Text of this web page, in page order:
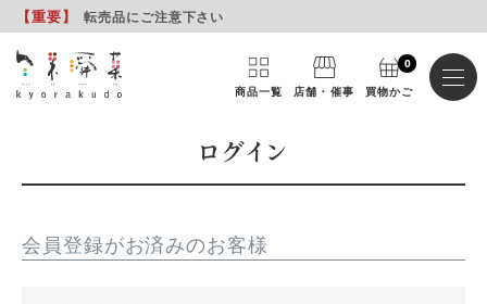
【重要】 転売品にご注意下さい
商品一覧 店舗・催事 買物かご
0
ログイン
会員登録がお済みのお客様